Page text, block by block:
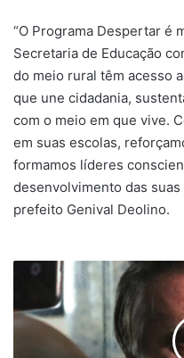
“O Programa Despertar é
Secretaria de Educação
do meio rural têm acesso
que une cidadania,
com o meio em que vive.
em suas escolas,
formamos líderes
desenvolvimento das
prefeito Genival Deolino.
Bolsonaro
alvo
de
operação